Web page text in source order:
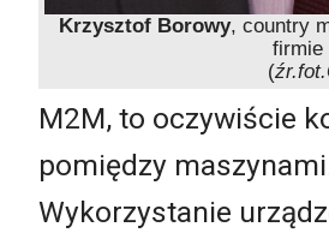
Krzysztof Borowy, country
firmie
(
M2M, to oczywiście
pomiędzy
Wykorzystanie